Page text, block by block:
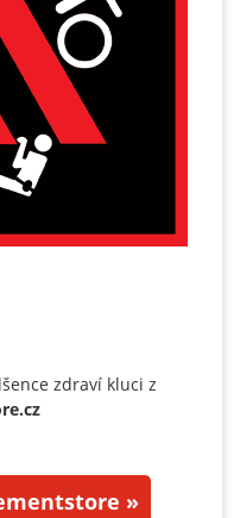
zdraví kluci z
»